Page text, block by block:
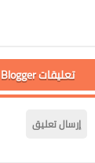
تعليقات Blogger
إرسال تعليق